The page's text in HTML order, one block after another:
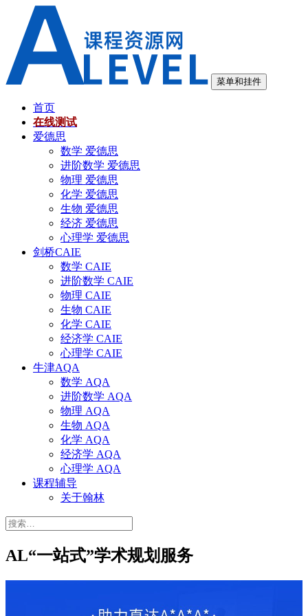
菜单和挂件
首页
在线测试
爱德思
数学 爱德思
进阶数学 爱德思
物理 爱德思
化学 爱德思
生物 爱德思
经济 爱德思
心理学 爱德思
剑桥CAIE
数学 CAIE
进阶数学 CAIE
物理 CAIE
生物 CAIE
化学 CAIE
经济学 CAIE
心理学 CAIE
牛津AQA
数学 AQA
进阶数学 AQA
物理 AQA
生物 AQA
化学 AQA
经济学 AQA
心理学 AQA
课程辅导
关于翰林
搜
AL“一站式”学术规划服务